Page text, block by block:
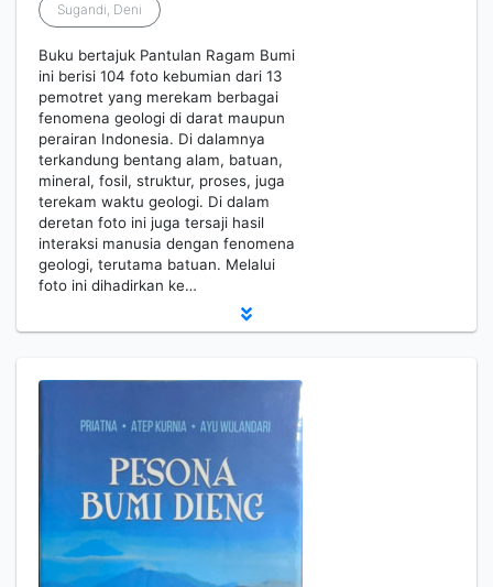
Sugandi, Deni
Buku bertajuk Pantulan Ragam Bumi
ini berisi 104 foto kebumian dari 13
pemotret yang merekam berbagai
fenomena geologi di darat maupun
perairan Indonesia. Di dalamnya
terkandung bentang alam, batuan,
mineral, fosil, struktur, proses, juga
terekam waktu geologi. Di dalam
deretan foto ini juga tersaji hasil
interaksi manusia dengan fenomena
geologi, terutama batuan. Melalui
foto ini dihadirkan ke…